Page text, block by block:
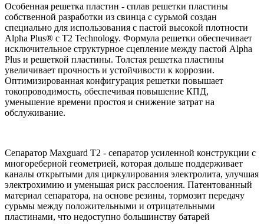
Особенная решетка пластин - сплав решетки пластины
собственной разработки из свинца с сурьмой создан
специально для использования с пастой высокой плотности
Alpha Plus® с T2 Technology. Формула решетки обеспечивает
исключительное структурное сцепление между пастой Alpha
Plus и решеткой пластины. Толстая решетка пластины
увеличивает прочность и устойчивости к коррозии.
Оптимизированная конфигурация решетки повышает
токопроводимость, обеспечивая повышение КПД,
уменьшение времени простоя и снижение затрат на
обслуживание.
Сепаратор Maxguard T2 - сепаратор усиленной конструкции c
многореберной геометрией, которая дольше поддерживает
каналы открытыми для циркулирования электролита, улучшая
электрохимию и уменьшая риск расслоения. Патентованный
материал сепаратора, на основе резины, тормозит передачу
сурьмы между положительными и отрицательными
пластинами, что недоступно большинству батарей